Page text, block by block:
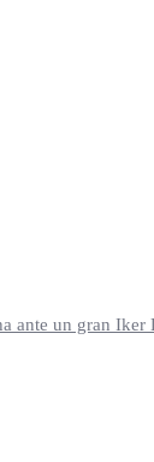
un gran